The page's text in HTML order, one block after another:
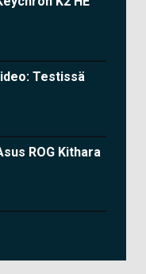
Testissä
ROG Kithara